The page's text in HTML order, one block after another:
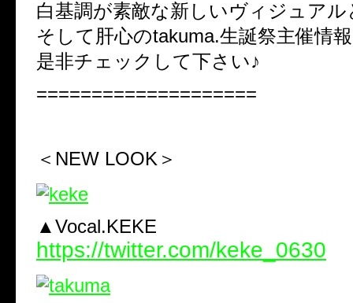
白基調が素敵な新しいヴィジュア
そして肝心のtakuma.生誕祭主催情
是非チェックして下さい♪
====================
＜NEW LOOK＞
▲Vocal.KEKE
https://twitter.com/keke_0630